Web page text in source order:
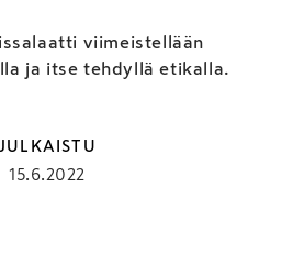
viimeistellään
ja itse tehdyllä etikalla.
JULKAISTU
15.6.2022